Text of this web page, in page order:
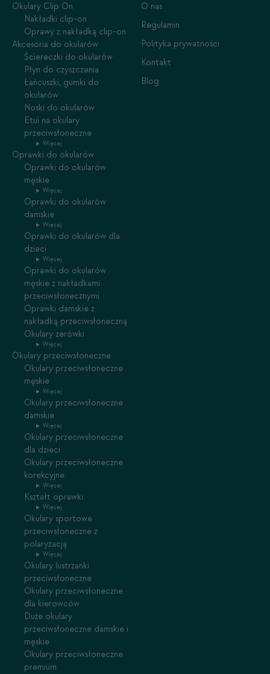
Okulary Clip On
Nakładki clip-on
Oprawy z nakładką clip-on
Akcesoria do okularów
Ściereczki do okularów
Płyn do czyszczenia
Łańcuszki, gumki do
okularów
Noski do okularów
Etui na okulary
przeciwsłoneczne
Więcej
Oprawki do okularów
Oprawki do okularów
męskie
Więcej
Oprawki do okularów
damskie
Więcej
Oprawki do okularów dla
dzieci
Więcej
Oprawki do okularów
męskie z nakładkami
przeciwsłonecznymi
Oprawki damskie z
nakładką przeciwsłoneczną
Okulary zerówki
Więcej
Okulary przeciwsłoneczne
Okulary przeciwsłoneczne
męskie
Więcej
Okulary przeciwsłoneczne
damskie
Więcej
Okulary przeciwsłoneczne
dla dzieci
Okulary przeciwsłoneczne
korekcyjne
Więcej
Kształt oprawki
Więcej
Okulary sportowe
przeciwsłoneczne z
polaryzacją
Więcej
Okulary lustrzanki
przeciwsłoneczne
Okulary przeciwsłoneczne
dla kierowców
Duże okulary
przeciwsłoneczne damskie i
męskie
Okulary przeciwsłoneczne
premium
O nas
Regulamin
Polityka prywatności
Kontakt
Blog